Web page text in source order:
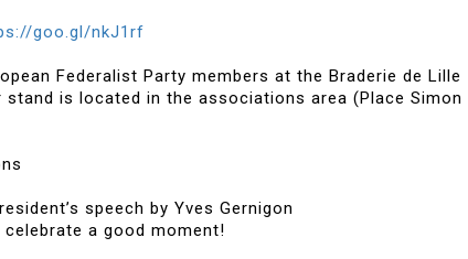
goo.gl/nkJ1rf
Federalist Party members at the Braderie de Lille
stand is located in the associations area (Place Simon
speech by Yves Gernigon
a good moment!